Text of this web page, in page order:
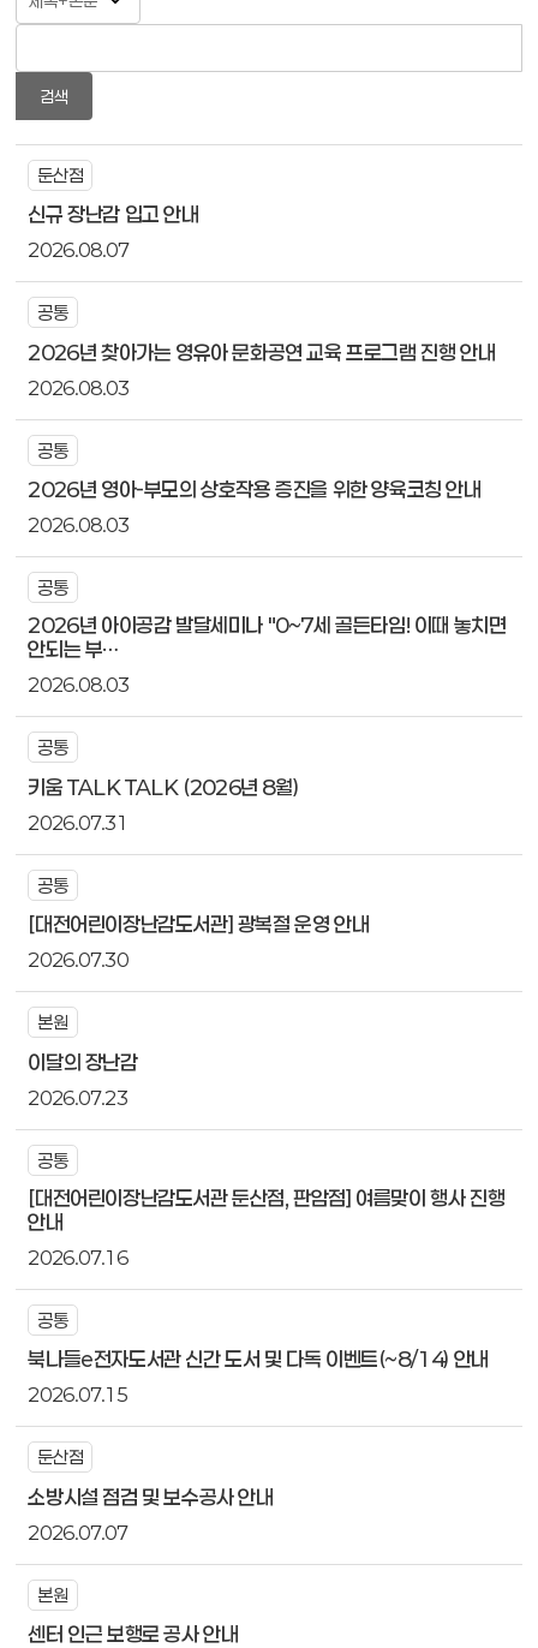
검색
둔산점
신규 장난감 입고 안내
2026.08.07
공통
2026년 찾아가는 영유아 문화공연 교육 프로그램 진행 안내
2026.08.03
공통
2026년 영아-부모의 상호작용 증진을 위한 양육코칭 안내
2026.08.03
공통
2026년 아이공감 발달세미나 "0~7세 골든타임! 이때 놓치면
안되는 부…
2026.08.03
공통
키움 TALK TALK (2026년 8월)
2026.07.31
공통
[대전어린이장난감도서관] 광복절 운영 안내
2026.07.30
본원
이달의 장난감
2026.07.23
공통
[대전어린이장난감도서관 둔산점, 판암점] 여름맞이 행사 진행
안내
2026.07.16
공통
북나들e전자도서관 신간 도서 및 다독 이벤트(~8/14) 안내
2026.07.15
둔산점
소방시설 점검 및 보수공사 안내
2026.07.07
본원
센터 인근 보행로 공사 안내